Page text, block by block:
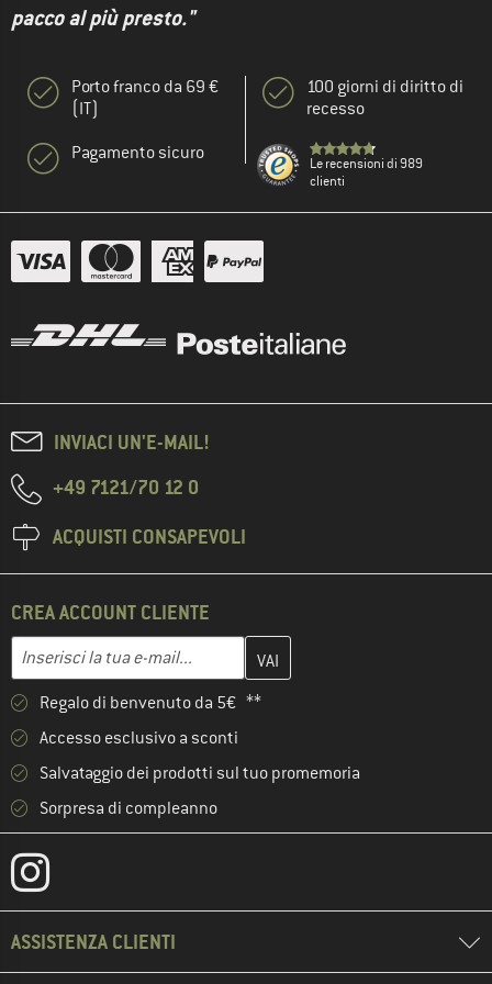
pacco al più presto."
Porto franco da 69 €
(IT)
Pagamento sicuro
100 giorni di diritto di
recesso
Le recensioni di 989
clienti
INVIACI UN'E-MAIL!
+49 7121/70 12 0
ACQUISTI CONSAPEVOLI
CREA ACCOUNT CLIENTE
Indirizzo e-mail
Inserisci qui il tuo indirizzo e-mail e crea il tuo account cliente
Regalo di benvenuto da 5€ **
Accesso esclusivo a sconti
Salvataggio dei prodotti sul tuo promemoria
Sorpresa di compleanno
ASSISTENZA CLIENTI